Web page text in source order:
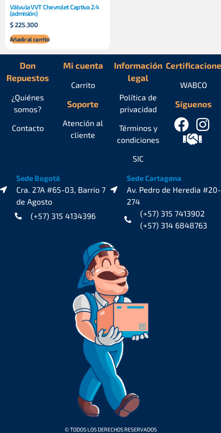
Válvula VVT Chevrolet Captiva 2.4
(admisión)
$225.300
Añadir al carrito
Don
Repuestos
¿Quiénes
somos?
Contacto
Mi cuenta
Carrito
Soporte
Atención al
cliente
Información
legal
Política de
privacidad
Términos y
condiciones
SIC
Síguenos
WABCO
Sede Bogotá
Cra. 27A #65-03, Barrio 7
de Agosto
(+57) 315 4134396
Sede Cartagena
Av. Pedro de Heredia #20-
274
(+57) 315 7413902
(+57) 314 6848763
© TODOS LOS DERECHOS RESERVADOS